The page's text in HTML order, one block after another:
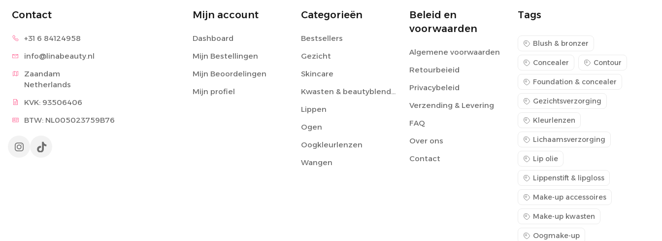
Contact
+31 6 84124958
info@linabeauty.nl
Zaandam
Netherlands
KVK: 93506406
BTW: NL005023759B76
Mijn account
Dashboard
Mijn Bestellingen
Mijn Beoordelingen
Mijn profiel
Categorieën
Bestsellers
Gezicht
Skincare
Kwasten & beautyblenders
Lippen
Ogen
Oogkleurlenzen
Wangen
Beleid en
voorwaarden
Algemene voorwaarden
Retourbeieid
Privacybeleid
Verzending & Levering
FAQ
Over ons
Contact
Tags
Blush & bronzer
Concealer Contour
Foundation & concealer
Gezichtsverzorging
Kleurlenzen
Lichaamsverzorging
Lip olie
Lippenstift & lipgloss
Make-up accessoires
Make-up kwasten
Oogmake-up